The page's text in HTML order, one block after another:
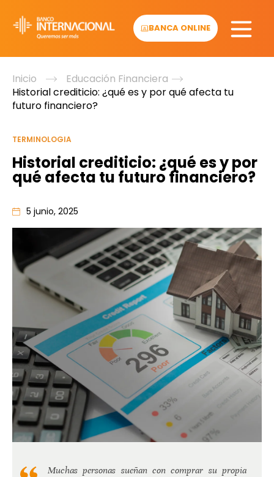
content
BANCA ONLINE
Inicio
Educación Financiera
Historial crediticio: ¿qué es y por qué afecta tu
futuro financiero?
TERMINOLOGIA
Historial crediticio: ¿qué es y por
qué afecta tu futuro financiero?
5 junio, 2025
Muchas personas sueñan con comprar su propia